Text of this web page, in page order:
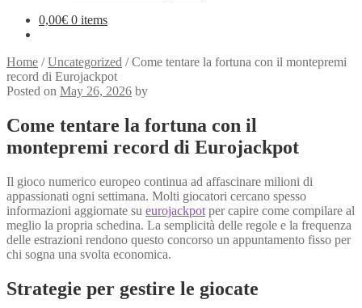
0,00€ 0 items
Home /Uncategorized /Come tentare la fortuna con il montepremi
record di Eurojackpot
Posted on May 26, 2026 by
Come tentare la fortuna con il
montepremi record di Eurojackpot
Il gioco numerico europeo continua ad affascinare milioni di
appassionati ogni settimana. Molti giocatori cercano spesso
informazioni aggiornate su eurojackpot per capire come compilare al
meglio la propria schedina. La semplicità delle regole e la frequenza
delle estrazioni rendono questo concorso un appuntamento fisso per
chi sogna una svolta economica.
Strategie per gestire le giocate